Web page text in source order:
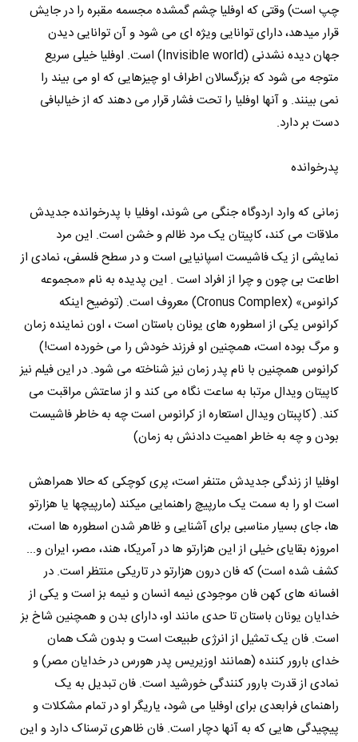
چپ است) وقتی که اوفلیا چشم گمشده مجسمه مقبره را در جایش
قرار میدهد،‌ دارای توانایی ویژه ای می شود و آن توانایی دیدن
جهان دیده نشدنی (Invisible world) است. اوفلیا خیلی سریع
متوجه می شود که بزرگسالان اطراف او چیزهایی که او می بیند را
نمی بینند. و آنها اوفلیا را تحت فشار قرار می دهند که از خیالبافی
دست بر دارد.
پدرخوانده
زمانی که وارد اردوگاه جنگی می شوند، اوفلیا با پدرخوانده جدیدش
ملاقات می کند، کاپیتان یک مرد ظالم و خشن است. این مرد
نمایشی از یک فاشیست اسپانیایی است و در سطح فلسفی، نمادی از
اطاعت بی چون و چرا از افراد است . این پدیده به نام «مجموعه
کرانوس» (Cronus Complex) معروف است. (توضیح اینکه
کرانوس یکی از اسطوره های یونان باستان است ، اون نماینده زمان
و مرگ بوده است، همچنین او فرزند خودش را می خورده است!)
کرانوس همچنین با نام پدر زمان نیز شناخته می شود. در این فیلم نیز
کاپیتان ویدال مرتبا به ساعت نگاه می کند و از ساعتش مراقبت می
کند. (کاپبتان ویدال استعاره از کرانوس است چه به خاطر فاشیست
بودن و چه به خاطر اهمیت دادنش به زمان)
اوفلیا از زندگی جدیدش متنفر است، پری کوچکی که حالا همراهش
است او را به سمت یک مارپیچ راهنمایی میکند (مارپیچها یا هزارتو
ها، جای بسیار مناسبی برای آشنایی و ظاهر شدن اسطوره ها است،
امروزه بقایای خیلی از این هزارتو ها در آمریکا، هند، مصر، ایران و...
کشف شده است) که فان درون هزارتو در تاریکی منتظر است. در
افسانه های کهن فان موجودی نیمه انسان و نیمه بز است و یکی از
خدایان یونان باستان تا حدی مانند او، دارای بدن و همچنین شاخ بز
است. فان یک تمثیل از انرژی طبیعت است و بدون شک همان
خدای بارور کننده (همانند اوزیریس پدر هورس در خدایان مصر) و
نمادی از قدرت بارور کنندگی خورشید است. فان تبدیل به یک
راهنمای فرابعدی برای اوفلیا می شود، یاریگر او در تمام مشکلات و
پیچیدگی هایی که به آنها دچار است. فان ظاهری ترسناک دارد و این